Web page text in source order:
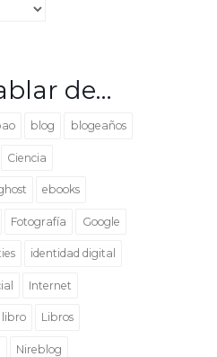
de…
blog blogeaños
Ciencia
ebooks
Fotografía Google
identidad digital
Internet
libro Libros
Nireblog